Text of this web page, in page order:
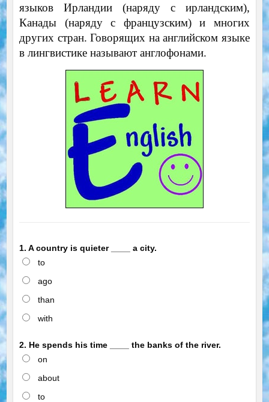
языков Ирландии (наряду с ирландским),
Канады (наряду с французским) и многих
других стран. Говорящих на английском языке
в лингвистике называют англофонами.
1. A country is quieter ____ a city.
to
ago
than
with
2. He spends his time ____ the banks of the river.
on
about
to